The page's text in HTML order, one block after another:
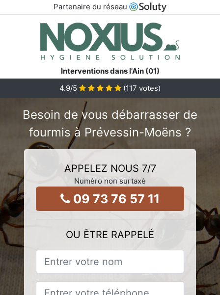
Partenaire du réseau
Interventions dans l'Ain (01)
4.9/5 (117 votes)
Besoin de vous débarrasser de
fourmis à Prévessin-Moëns ?
APPELEZ NOUS 7/7
Numéro non surtaxé
09 73 76 57 11
OU ÊTRE RAPPELÉ